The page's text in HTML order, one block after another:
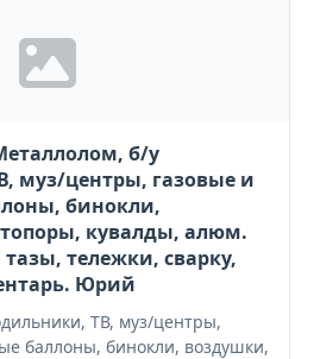
б/у
муз/центры, газовые и
бинокли,
кувалды, алюм.
тележки, сварку,
Юрий
ТВ, муз/центры,
баллоны, бинокли, воздушки,